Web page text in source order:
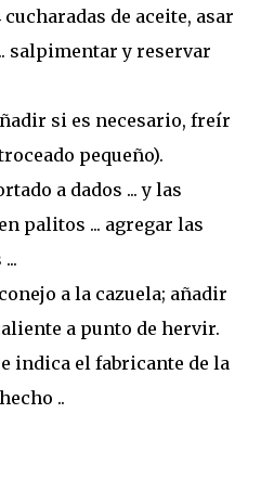
de aceite, asar
salpimentar y reservar
si es necesario, freír
pequeño).
a dados ... y las
palitos ... agregar las
a la cazuela; añadir
a punto de hervir.
indica el fabricante de la
..